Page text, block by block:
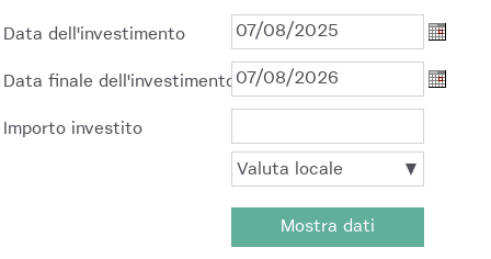
Data dell'investimento Data
Data finale dell'investimento Data
Importo investito
Valuta
locale
Valuta locale
Mostra dati